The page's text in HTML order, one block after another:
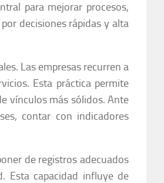
para mejorar procesos,
decisiones rápidas y alta
Las empresas recurren a
Esta práctica permite
vínculos más sólidos. Ante
contar con indicadores
de registros adecuados
Esta capacidad influye de